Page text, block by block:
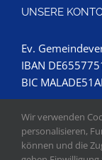
UNSERE
Ev.
IBAN
BIC
Wir verwenden
personalisieren,
können und die